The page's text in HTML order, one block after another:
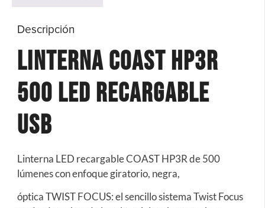
Descripción
Linterna Coast HP3R
500 Led Recargable
Usb
Linterna LED recargable COAST HP3R de 500
lúmenes con enfoque giratorio, negra,
óptica TWIST FOCUS: el sencillo sistema Twist Focus